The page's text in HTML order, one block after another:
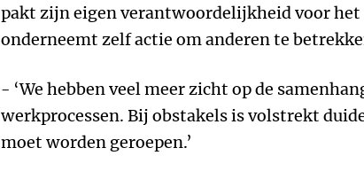
pakt zijn eigen verantwoordelijkheid voor het
onderneemt zelf actie om anderen te
- ‘We hebben veel meer zicht op de
werkprocessen. Bij obstakels is volstrekt
moet worden geroepen.’